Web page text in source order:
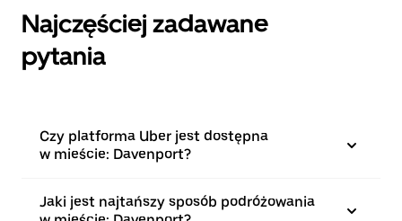
Najczęściej zadawane
pytania
Czy platforma Uber jest dostępna
w mieście: Davenport?
Jaki jest najtańszy sposób podróżowania